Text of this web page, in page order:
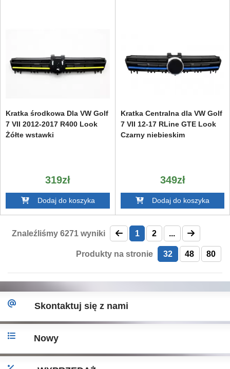
Kratka środkowa Dla VW Golf
7 VII 2012-2017 R400 Look
Żółte wstawki
319zł
Dodaj do koszyka
Kratka Centralna dla VW Golf
7 VII 12-17 RLine GTE Look
Czarny niebieskim
349zł
Dodaj do koszyka
Znaleźliśmy 6271 wyniki 1 2 ...
Produkty na stronie 32 48 80
Skontaktuj się z nami
Nowy